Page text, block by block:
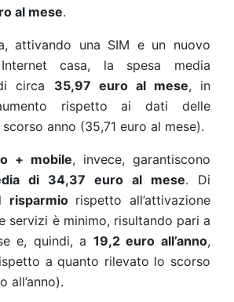
al mese.
attivando una SIM e un nuovo
Internet casa, la spesa media
circa 35,97 euro al mese, in
rispetto ai dati delle
anno (35,71 euro al mese).
+ mobile, invece, garantiscono
di 34,37 euro al mese. Di
risparmiorispetto all’attivazione
servizi è minimo, risultando pari a
e, quindi, a 19,2 euro all’anno,
a quanto rilevato lo scorso
all’anno).